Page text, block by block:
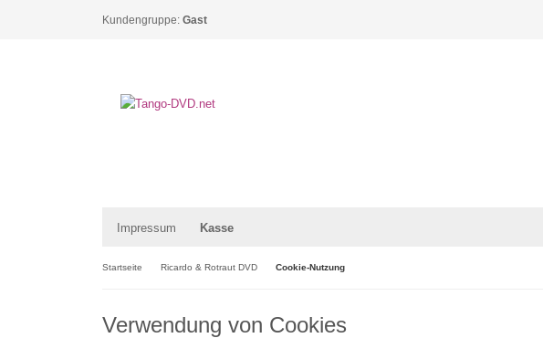
Kundengruppe: Gast
Impressum Kasse
Startseite Ricardo & Rotraut DVD Cookie-Nutzung
Verwendung von Cookies